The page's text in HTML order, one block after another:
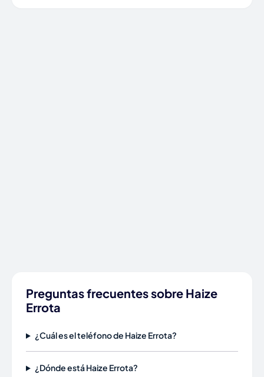
Preguntas frecuentes sobre Haize
Errota
¿Cuál es el teléfono de Haize Errota?
¿Dónde está Haize Errota?